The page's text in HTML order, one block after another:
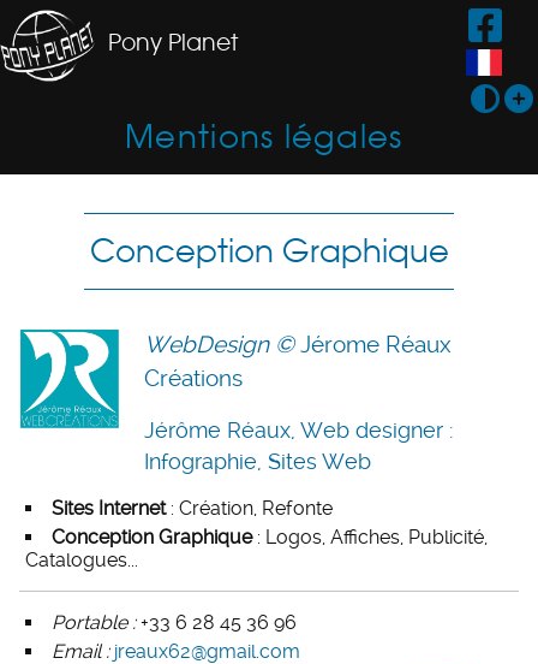
Pony Planet
Mentions légales
Conception Graphique
WebDesign ©Jérome Réaux
Créations
Jérôme Réaux, Web designer :
Infographie, Sites Web
Sites Internet: Création, Refonte
Conception Graphique: Logos, Affiches, Publicité,
Catalogues...
Portable :+33 6 28 45 36 96
Email : jreaux62@gmail.com